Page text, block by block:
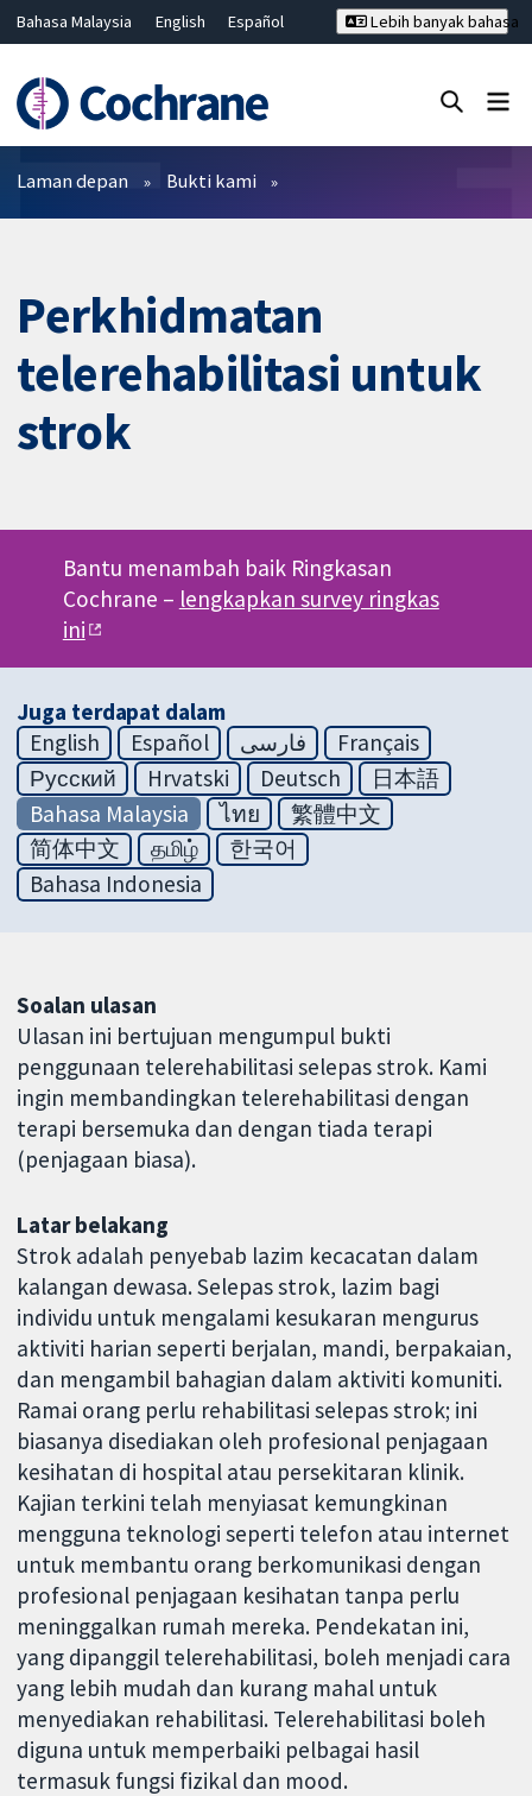
Bahasa Malaysia English
Español
Hrvatski
Deutsch ไทย
繁體中文
简体中文
Lebih banyak bahasa
Penapis
Laman depan Bukti kami
Perkhidmatan
telerehabilitasi untuk
strok
Bantu menambah baik Ringkasan
Cochrane – lengkapkan survey ringkas
ini
Juga terdapat dalam
English
Español فارسی
Français
Русский
Hrvatski Deutsch
日本語
Bahasa Malaysia
ไทย
繁體中文
简体中文
தமிழ்
한국어
Bahasa Indonesia
Soalan ulasan
Ulasan ini bertujuan mengumpul bukti
penggunaan telerehabilitasi selepas strok. Kami
ingin membandingkan telerehabilitasi dengan
terapi bersemuka dan dengan tiada terapi
(penjagaan biasa).
Latar belakang
Strok adalah penyebab lazim kecacatan dalam
kalangan dewasa. Selepas strok, lazim bagi
individu untuk mengalami kesukaran mengurus
aktiviti harian seperti berjalan, mandi, berpakaian,
dan mengambil bahagian dalam aktiviti komuniti.
Ramai orang perlu rehabilitasi selepas strok; ini
biasanya disediakan oleh profesional penjagaan
kesihatan di hospital atau persekitaran klinik.
Kajian terkini telah menyiasat kemungkinan
mengguna teknologi seperti telefon atau internet
untuk membantu orang berkomunikasi dengan
profesional penjagaan kesihatan tanpa perlu
meninggalkan rumah mereka. Pendekatan ini,
yang dipanggil telerehabilitasi, boleh menjadi cara
yang lebih mudah dan kurang mahal untuk
menyediakan rehabilitasi. Telerehabilitasi boleh
diguna untuk memperbaiki pelbagai hasil
termasuk fungsi fizikal dan mood.